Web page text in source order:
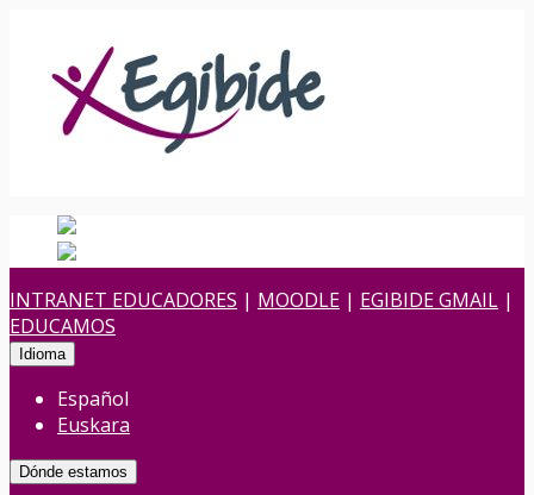
INTRANET EDUCADORES | MOODLE | EGIBIDE GMAIL |
EDUCAMOS
Idioma
Español
Euskara
Dónde estamos